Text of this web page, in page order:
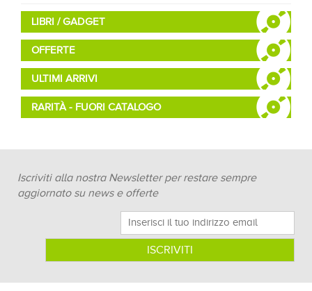
LIBRI / GADGET
OFFERTE
ULTIMI ARRIVI
RARITÀ - FUORI CATALOGO
Iscriviti alla nostra Newsletter per restare sempre
aggiornato su news e offerte